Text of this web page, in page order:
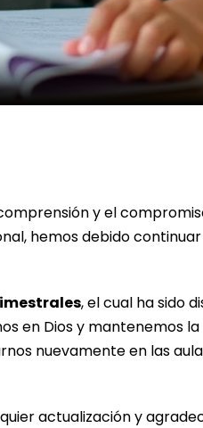
y el
hemos debido
, el cual ha sido
en Dios y mantenemos la
nuevamente en las
actualización y